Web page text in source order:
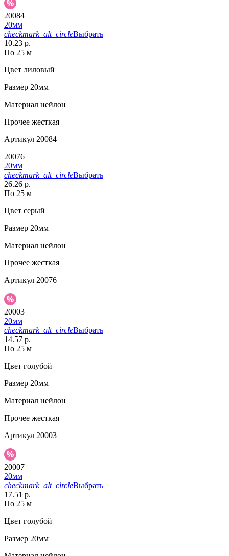
20084
20мм
checkmark_alt_circleВыбрать
10.23 р.
По 25 м
Цвет лиловый
Размер 20мм
Материал нейлон
Прочее жесткая
Артикул 20084
20076
20мм
checkmark_alt_circleВыбрать
26.26 р.
По 25 м
Цвет серый
Размер 20мм
Материал нейлон
Прочее жесткая
Артикул 20076
20003
20мм
checkmark_alt_circleВыбрать
14.57 р.
По 25 м
Цвет голубой
Размер 20мм
Материал нейлон
Прочее жесткая
Артикул 20003
20007
20мм
checkmark_alt_circleВыбрать
17.51 р.
По 25 м
Цвет голубой
Размер 20мм